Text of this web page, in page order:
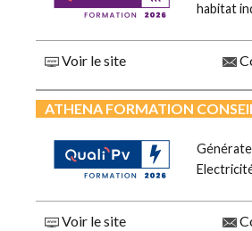
habitat
Voir le site
ATHENA FORMATION
Voir le site